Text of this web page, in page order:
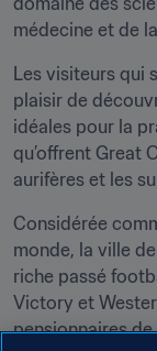
médecine et de
Les visiteurs qui
plaisir de
idéales pour la
qu’offrent Great
aurifères et les
Considérée
monde, la ville
riche passé
Victory et
pensionnaires